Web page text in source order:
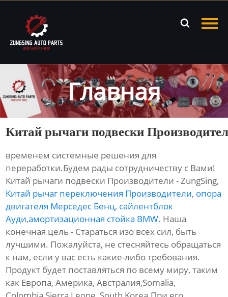

Продукция
Новости
О нас
Контакты
Главная
Китай рычаги подвески
временем системные решения для
переработки.Будем рады сотрудничеству с Вами!
Китай рычаги подвески Производители - ZungSing,
Китай рычаг переключения Производители, опора
двигателя Мерседес Бенц, сайлентблок
Ауди,амортизационная стойка BMW. Наша
конечная цель - Стараться изо всех сил, быть
лучшими. Пожалуйста, не стесняйтесь обращаться
к нам, если у вас есть какие-либо требования.
Продукт будет поставляться по всему миру, таким
как Европа, Америка, Австралия,Somalia,